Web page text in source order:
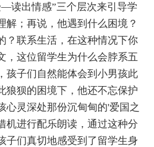
读出情感”三个层次来引导学
解；再说，他遇到什么困境？
？联系生活，在这种情况下你
，这位留学生为什么会脖系五
孩子们自然能体会到小男孩此
狼狈的困境下，他还不忘保护
心灵深处那份沉甸甸的'爱国之
机进行配乐朗读，通过这种分
子们真切地感受到了留学生身